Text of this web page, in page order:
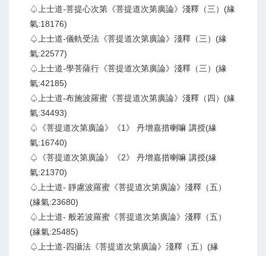
♤上士道-菩提心次第《菩提道次第廣論》淺釋（三）(緣
氣:18176)
♤上士道-儀軌受法《菩提道次第廣論》淺釋（三）(緣
氣:22577)
♤上士道-學菩薩行《菩提道次第廣論》淺釋（三）(緣
氣:42185)
♤上士道-布施波羅蜜《菩提道次第廣論》淺釋（四）(緣
氣:34493)
♤《菩提道次第廣論》《1》 丹增嘉措喇嘛 講授(緣
氣:16740)
♤《菩提道次第廣論》《2》 丹增嘉措喇嘛 講授(緣
氣:21370)
♤上士道- 靜慮波羅蜜《菩提道次第廣論》淺釋（五）
(緣氣:23680)
♤上士道- 般若波羅蜜《菩提道次第廣論》淺釋（五）
(緣氣:25485)
♤上士道-四攝法《菩提道次第廣論》淺釋（五）(緣